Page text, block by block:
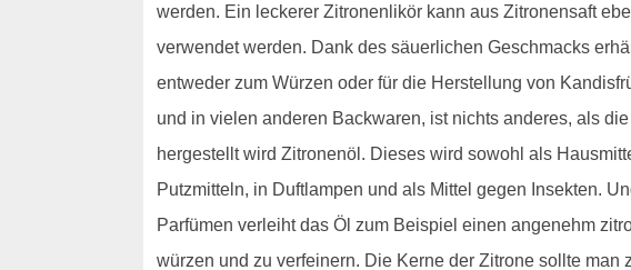
werden. Ein leckerer Zitronenlikör kann aus Zitronensaft
verwendet werden. Dank des säuerlichen Geschmacks
entweder zum Würzen oder für die Herstellung von
und in vielen anderen Backwaren, ist nichts anderes, als
hergestellt wird Zitronenöl. Dieses wird sowohl als
Putzmitteln, in Duftlampen und als Mittel gegen Insekten.
Parfümen verleiht das Öl zum Beispiel einen angenehm
würzen und zu verfeinern. Die Kerne der Zitrone sollte